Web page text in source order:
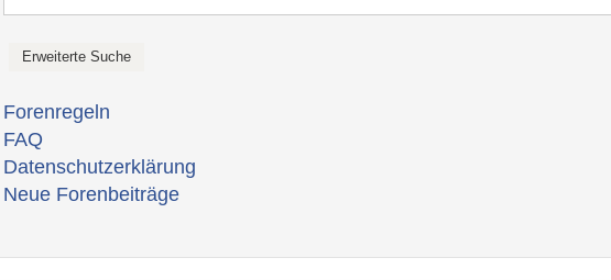
Forenregeln
FAQ
Datenschutzerklärung
Neue Forenbeiträge